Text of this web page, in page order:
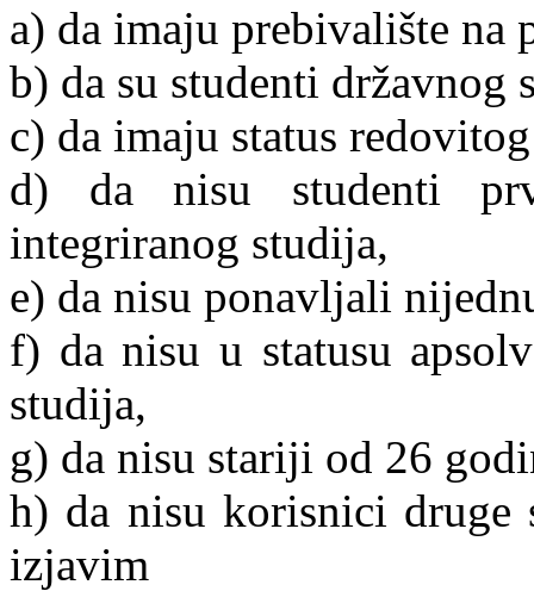
a) da imaju prebivalište na
b) da su studenti državnog
c) da imaju status
d) da nisu studenti
integriranog studija,
e) da nisu ponavljali
f) da nisu u statusu
studija,
g) da nisu stariji od 26
h) da nisu korisnici druge
izjavim